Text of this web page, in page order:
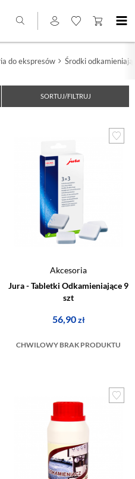
do ekspresów Środki
SORTUJ/FILTRUJ
Akcesoria
Jura - Tabletki Odkamieniające 9
szt
56,90zł
CHWILOWY BRAK PRODUKTU